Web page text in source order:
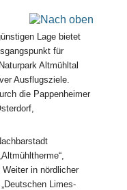
Lage bietet
für
Altmühltal
Ausflugsziele.
die Pappenheimer
in nördlicher
Limes-